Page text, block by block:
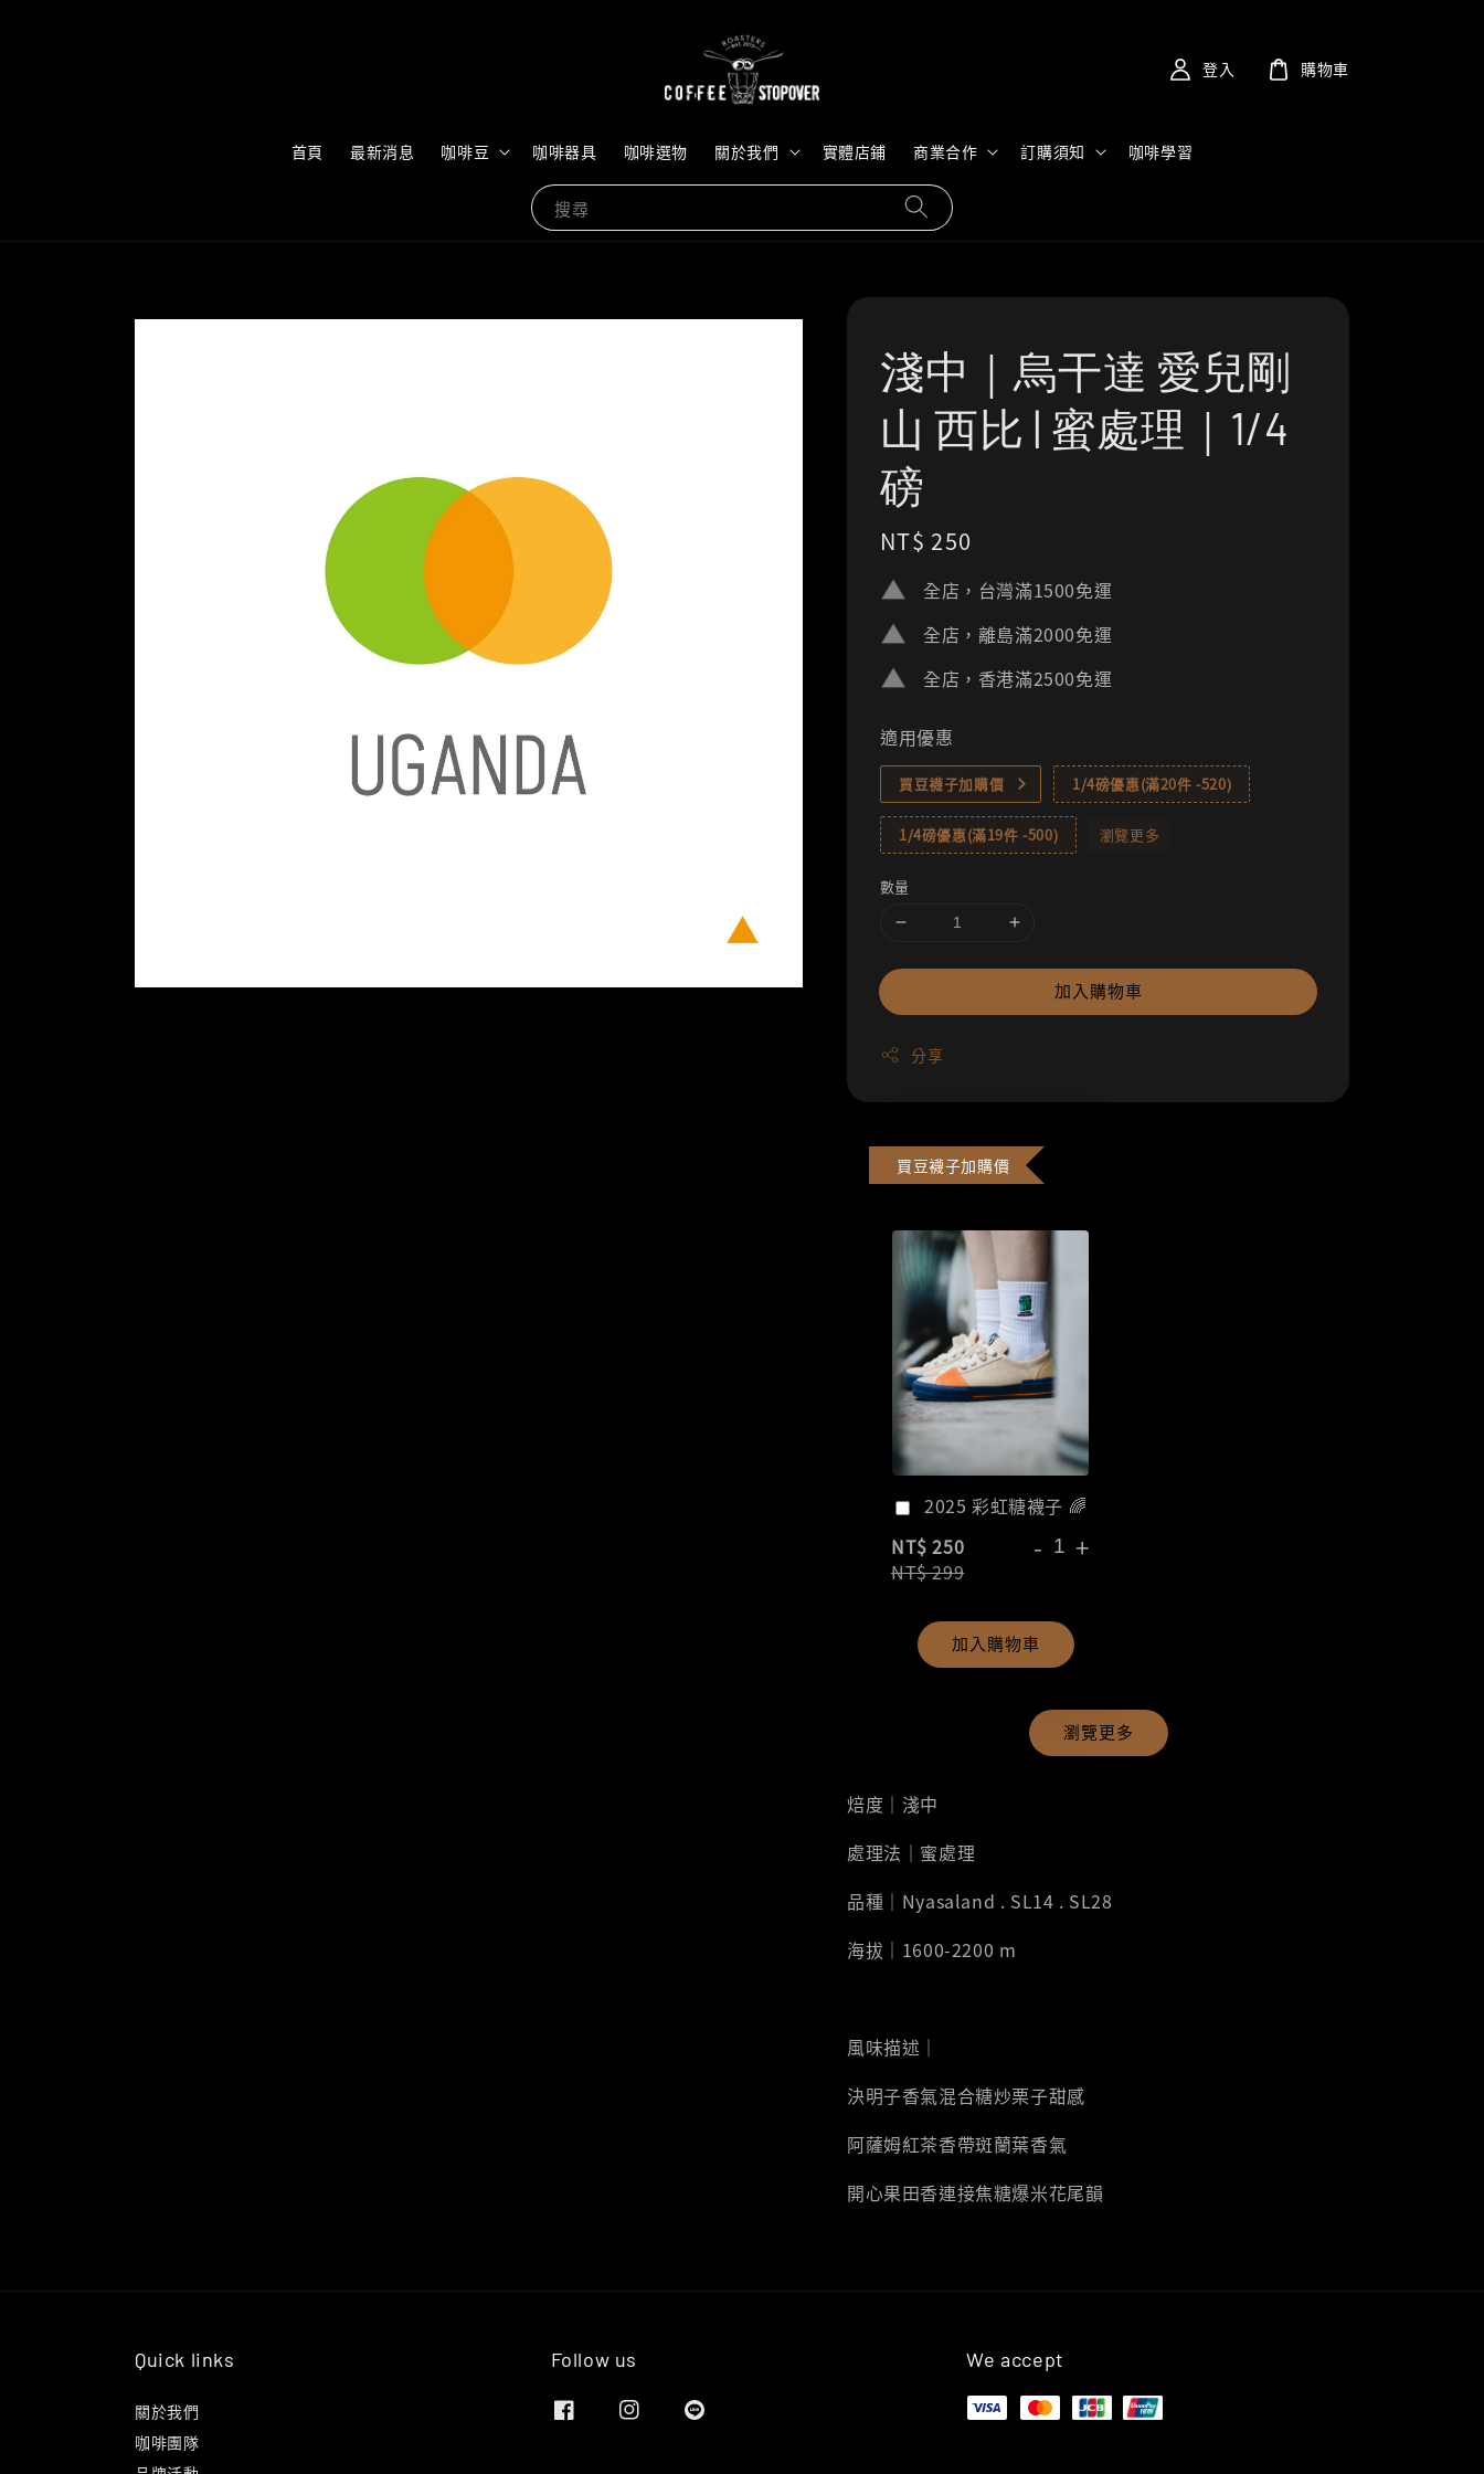
搜尋
首頁 最新消息 咖啡豆 咖啡器具 咖啡選物 關於我們 實體店鋪 商業合作 訂購須知 咖啡學習
登入 購物車
淺中｜烏干達 愛兒剛
山 西比 | 蜜處理｜1/4
磅
Regular
price
NT$ 250
全店，台灣滿1500免運
全店，離島滿2000免運
全店，香港滿2500免運
適用優惠
買豆襪子加購價 1/4磅優惠(滿20件 -520)
1/4磅優惠(滿19件 -500) 瀏覽更多
數量
加入購物車
分享
買豆襪子加購價
2025 彩虹糖襪子 🌈
NT$ 250
NT$ 299
- +
加入購物車
瀏覽更多
焙度｜淺中
處理法｜蜜處理
品種｜Nyasaland . SL14 . SL28
海拔｜1600-2200 m
風味描述｜
決明子香氣混合糖炒栗子甜感
阿薩姆紅茶香帶斑蘭葉香氣
開心果田香連接焦糖爆米花尾韻
Quick links
關於我們
咖啡團隊
Follow us We accept